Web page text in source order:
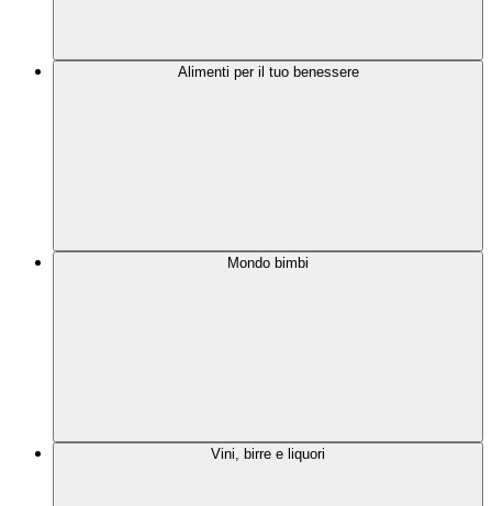
Alimenti per il tuo benessere
Mondo bimbi
Vini, birre e liquori